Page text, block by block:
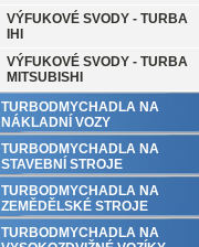
VÝFUKOVÉ SVODY - TURBA
IHI
VÝFUKOVÉ SVODY - TURBA
MITSUBISHI
TURBODMYCHADLA NA
NÁKLADNÍ VOZY
TURBODMYCHADLA NA
STAVEBNÍ STROJE
TURBODMYCHADLA NA
ZEMĚDĚLSKÉ STROJE
TURBODMYCHADLA NA